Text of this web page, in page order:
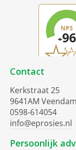
Contact
Kerkstraat 25
9641AM Veendam
0598-614054
info@eprosies.nl
Persoonlijk